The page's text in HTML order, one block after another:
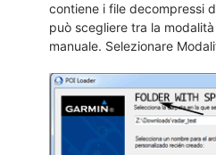
contiene i file decompressi
può scegliere tra la
manuale. Selezionare